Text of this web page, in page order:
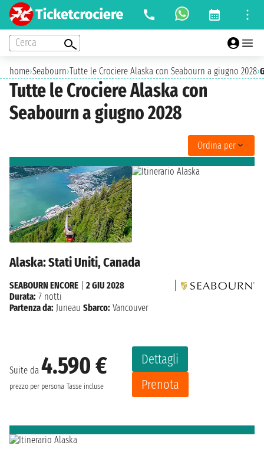
Cerca
home›Seabourn›Tutte le Crociere Alaska con Seabourn a giugno 2028›
Tutte le Crociere Alaska con
Seabourn a giugno 2028
Ordina per
Alaska: Stati Uniti, Canada
Suite da 4.590 €
prezzo per persona Tasse incluse
Dettagli
Prenota
SEABOURN ENCORE
2 GIU 2028
Durata: 7 notti
Partenza da: Juneau Sbarco: Vancouver